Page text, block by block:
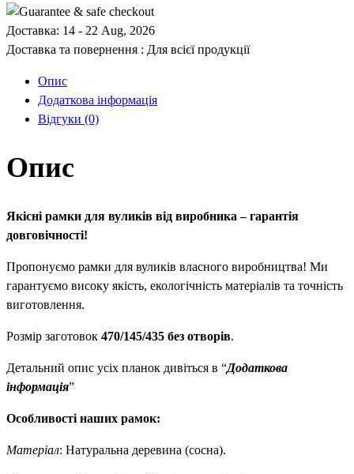
Доставка: 14 - 22 Aug, 2026
Доставка та повернення : Для всієї продукції
Опис
Додаткова інформація
Відгуки (0)
Опис
Якісні рамки для вуликів від виробника – гарантія
довговічності!
Пропонуємо рамки для вуликів власного виробництва! Ми
гарантуємо високу якість, екологічність матеріалів та точність
виготовлення.
Розмір заготовок 470/145/435 без отворів.
Детальний опис усіх планок дивіться в “Додаткова
інформація”
Особливості наших рамок:
Матеріал: Натуральна деревина (сосна).